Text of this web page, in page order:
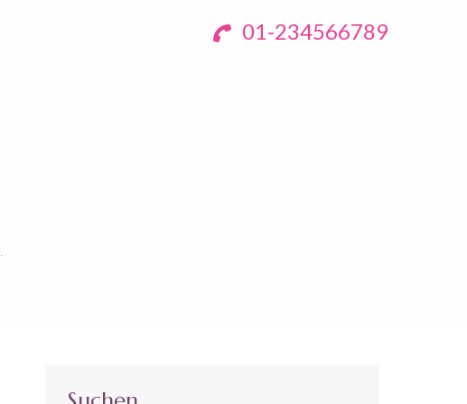
01-234566789